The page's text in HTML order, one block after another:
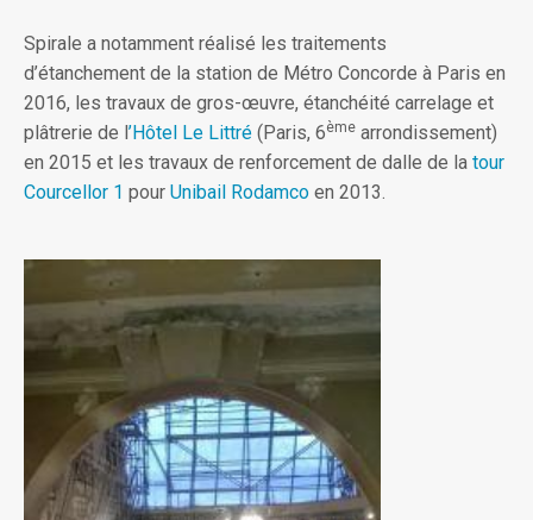
Spirale a notamment réalisé les traitements
d’étanchement de la station de Métro Concorde à Paris en
2016, les travaux de gros-œuvre, étanchéité carrelage et
plâtrerie de l’Hôtel Le Littré (Paris, 6ème arrondissement)
en 2015 et les travaux de renforcement de dalle de la tour
Courcellor 1 pour Unibail Rodamco en 2013.